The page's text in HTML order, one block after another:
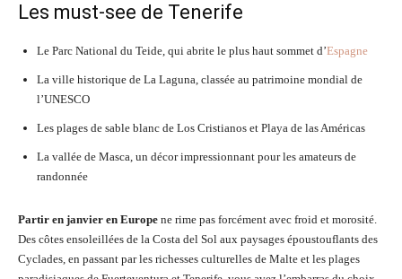
Les must-see de Tenerife
Le Parc National du Teide, qui abrite le plus haut sommet d’Espagne
La ville historique de La Laguna, classée au patrimoine mondial de
l’UNESCO
Les plages de sable blanc de Los Cristianos et Playa de las Américas
La vallée de Masca, un décor impressionnant pour les amateurs de
randonnée
Partir en janvier en Europe ne rime pas forcément avec froid et morosité.
Des côtes ensoleillées de la Costa del Sol aux paysages époustouflants des
Cyclades, en passant par les richesses culturelles de Malte et les plages